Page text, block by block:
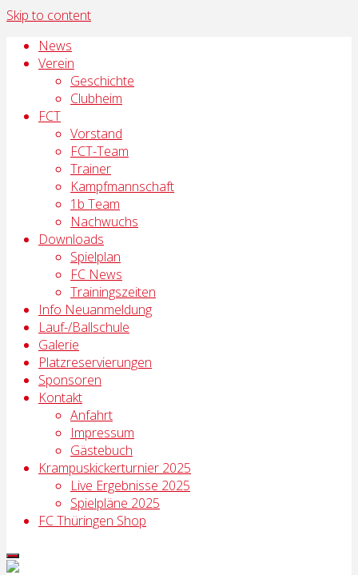
Skip to content
News
Verein
Geschichte
Clubheim
FCT
Vorstand
FCT-Team
Trainer
Kampfmannschaft
1b Team
Nachwuchs
Downloads
Spielplan
FC News
Trainingszeiten
Info Neuanmeldung
Lauf-/Ballschule
Galerie
Platzreservierungen
Sponsoren
Kontakt
Anfahrt
Impressum
Gästebuch
Krampuskickerturnier 2025
Live Ergebnisse 2025
Spielpläne 2025
FC Thüringen Shop